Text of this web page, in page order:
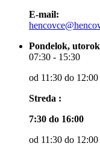
E-mail:
Pondelok,
07:30 - 15:30
od 11:30 do
Streda :
7:30 do 16:00
od 11:30 do